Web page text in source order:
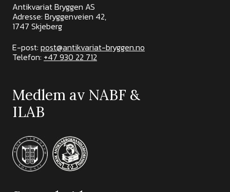
Antikvariat Bryggen AS
Adresse: Bryggenveien 42,
1747 Skjeberg
E-post: post@antikvariat-bryggen.no
Telefon: +47 930 22 712
Medlem av NABF &
ILAB